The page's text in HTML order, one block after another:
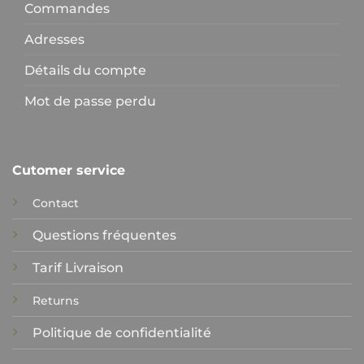
Commandes
Adresses
Détails du compte
Mot de passe perdu
Cutomer service
Contact
Questions fréquentes
Tarif Livraison
Returns
Politique de confidentialité